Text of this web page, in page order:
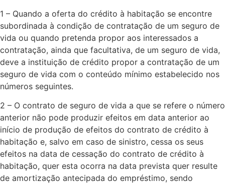
1 – Quando a oferta do crédito à habitação se encontre
subordinada à condição de contratação de um seguro de
vida ou quando pretenda propor aos interessados a
contratação, ainda que facultativa, de um seguro de vida,
deve a instituição de crédito propor a contratação de um
seguro de vida com o conteúdo mínimo estabelecido nos
números seguintes.​
2 – O contrato de seguro de vida a que se refere o número
anterior não pode produzir efeitos em data anterior ao
início de produção de efeitos do contrato de crédito à
habitação e, salvo em caso de sinistro, cessa os seus
efeitos na data de cessação do contrato de crédito à
habitação, quer esta ocorra na data prevista quer resulte
de amortização antecipada do empréstimo, sendo